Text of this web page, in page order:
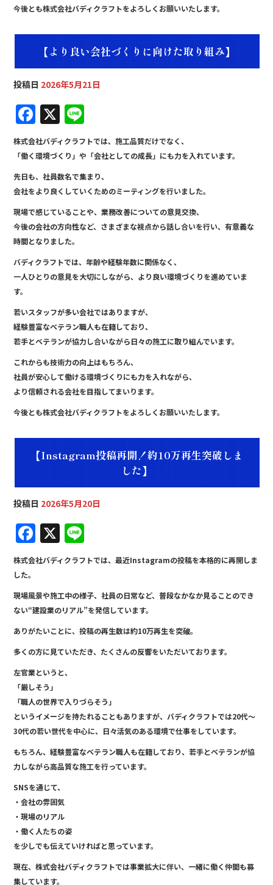
今後とも株式会社バディクラフトをよろしくお願いいたします。
【より良い会社づくりに向けた取り組み】
投稿日 2026年5月21日
F
a
c
e
b
o
o
k
X
n
e
株式会社バディクラフトでは、施工品質だけでなく、
「働く環境づくり」や「会社としての成長」にも力を入れています。
先日も、社員数名で集まり、
会社をより良くしていくためのミーティングを行いました。
現場で感じていることや、業務改善についての意見交換、
今後の会社の方向性など、さまざまな視点から話し合いを行い、有意義な
時間となりました。
バディクラフトでは、年齢や経験年数に関係なく、
一人ひとりの意見を大切にしながら、より良い環境づくりを進めていま
す。
若いスタッフが多い会社ではありますが、
経験豊富なベテラン職人も在籍しており、
若手とベテランが協力し合いながら日々の施工に取り組んでいます。
これからも技術力の向上はもちろん、
社員が安心して働ける環境づくりにも力を入れながら、
より信頼される会社を目指してまいります。
今後とも株式会社バディクラフトをよろしくお願いいたします。
【Instagram投稿再開！約10万再生突破しま
した】
投稿日 2026年5月20日
F
a
c
e
b
o
o
k
X
n
e
株式会社バディクラフトでは、最近Instagramの投稿を本格的に再開しま
した。
現場風景や施工中の様子、社員の日常など、普段なかなか見ることのでき
ない“建設業のリアル”を発信しています。
ありがたいことに、投稿の再生数は約10万再生を突破。
多くの方に見ていただき、たくさんの反響をいただいております。
左官業というと、
「厳しそう」
「職人の世界で入りづらそう」
というイメージを持たれることもありますが、バディクラフトでは20代〜
30代の若い世代を中心に、日々活気のある環境で仕事をしています。
もちろん、経験豊富なベテラン職人も在籍しており、若手とベテランが協
力しながら高品質な施工を行っています。
SNSを通じて、
・会社の雰囲気
・現場のリアル
・働く人たちの姿
を少しでも伝えていければと思っています。
現在、株式会社バディクラフトでは事業拡大に伴い、一緒に働く仲間も募
集しています。